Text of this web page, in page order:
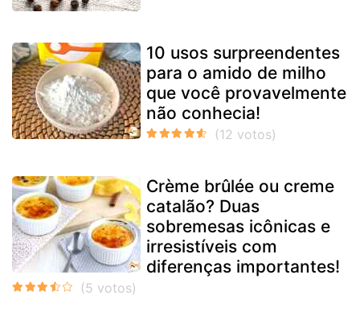
10 usos surpreendentes
para o amido de milho
que você provavelmente
não conhecia!
Crème brûlée ou creme
catalão? Duas
sobremesas icônicas e
irresistíveis com
diferenças importantes!